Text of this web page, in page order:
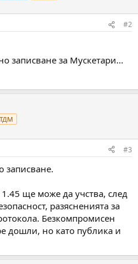
#2
записване за Мускетари...
#3
записване.
ще може да учства, след
разясненията за
Безкомпромисен
дошли, но като публика и